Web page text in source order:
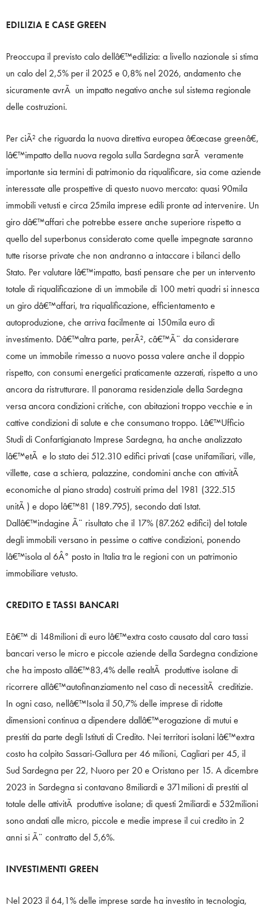
EDILIZIA E CASE GREEN
Preoccupa il previsto calo dellâ€™edilizia: a livello nazionale si stima
un calo del 2,5% per il 2025 e 0,8% nel 2026, andamento che
sicuramente avrÃ un impatto negativo anche sul sistema regionale
delle costruzioni.
Per ciÃ² che riguarda la nuova direttiva europea â€œcase greenâ€,
lâ€™impatto della nuova regola sulla Sardegna sarÃ veramente
importante sia termini di patrimonio da riqualificare, sia come aziende
interessate alle prospettive di questo nuovo mercato: quasi 90mila
immobili vetusti e circa 25mila imprese edili pronte ad intervenire. Un
giro dâ€™affari che potrebbe essere anche superiore rispetto a
quello del superbonus considerato come quelle impegnate saranno
tutte risorse private che non andranno a intaccare i bilanci dello
Stato. Per valutare lâ€™impatto, basti pensare che per un intervento
totale di riqualificazione di un immobile di 100 metri quadri si innesca
un giro dâ€™affari, tra riqualificazione, efficientamento e
autoproduzione, che arriva facilmente ai 150mila euro di
investimento. Dâ€™altra parte, perÃ², câ€™Ã¨ da considerare
come un immobile rimesso a nuovo possa valere anche il doppio
rispetto, con consumi energetici praticamente azzerati, rispetto a uno
ancora da ristrutturare. Il panorama residenziale della Sardegna
versa ancora condizioni critiche, con abitazioni troppo vecchie e in
cattive condizioni di salute e che consumano troppo. Lâ€™Ufficio
Studi di Confartigianato Imprese Sardegna, ha anche analizzato
lâ€™etÃ e lo stato dei 512.310 edifici privati (case unifamiliari, ville,
villette, case a schiera, palazzine, condomini anche con attivitÃ
economiche al piano strada) costruiti prima del 1981 (322.515
unitÃ ) e dopo lâ€™81 (189.795), secondo dati Istat.
Dallâ€™indagine Ã¨ risultato che il 17% (87.262 edifici) del totale
degli immobili versano in pessime o cattive condizioni, ponendo
lâ€™isola al 6Â° posto in Italia tra le regioni con un patrimonio
immobiliare vetusto.
CREDITO E TASSI BANCARI
Eâ€™ di 148milioni di euro lâ€™extra costo causato dal caro tassi
bancari verso le micro e piccole aziende della Sardegna condizione
che ha imposto allâ€™83,4% delle realtÃ produttive isolane di
ricorrere allâ€™autofinanziamento nel caso di necessitÃ creditizie.
In ogni caso, nellâ€™Isola il 50,7% delle imprese di ridotte
dimensioni continua a dipendere dallâ€™erogazione di mutui e
prestiti da parte degli Istituti di Credito. Nei territori isolani lâ€™extra
costo ha colpito Sassari-Gallura per 46 milioni, Cagliari per 45, il
Sud Sardegna per 22, Nuoro per 20 e Oristano per 15. A dicembre
2023 in Sardegna si contavano 8miliardi e 371milioni di prestiti al
totale delle attivitÃ produttive isolane; di questi 2miliardi e 532milioni
sono andati alle micro, piccole e medie imprese il cui credito in 2
anni si Ã¨ contratto del 5,6%.
INVESTIMENTI GREEN
Nel 2023 il 64,1% delle imprese sarde ha investito in tecnologia,